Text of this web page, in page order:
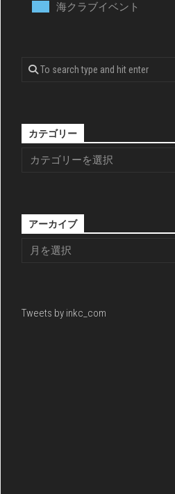
海クラブイベント
カテゴリー
アーカイブ
Tweets by inkc_com